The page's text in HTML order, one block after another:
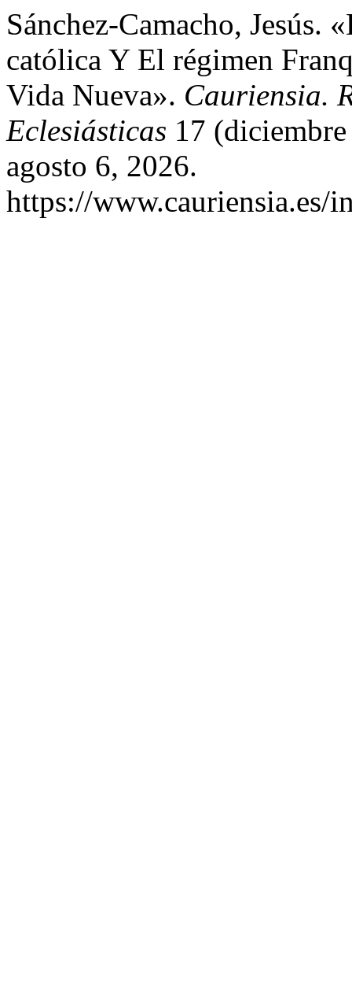
Sánchez-Camacho, Jesús.
católica Y El régimen
Vida Nueva». Cauriensia.
Eclesiásticas 17
agosto 6, 2026.
https://www.cauriensia.es/